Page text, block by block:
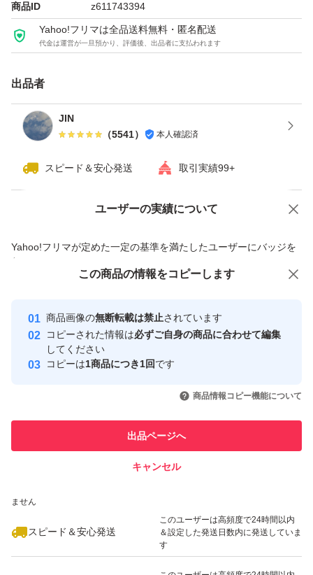
〈原産国〉替刃： アメリカ製
シェービング剤：中国製
#シックハイドロ
#Schick HYDRO5
#髭剃り
#カミソリ
商品ID z611743394
Yahoo!フリマは全品送料無料・匿名配送
代金は運営が一旦預かり、評価後、出品者に支払われます
出品者
JIN
（5541） 本人確認済
スピード＆安心発送 取引実績99+
ユーザーの実績について
Yahoo!フリマが定めた一定の基準を満たしたユーザーにバッジを
付与しています
安心取引出品者
心・安全なユーザーです
取引実績
引を完了させた実績があります
での取引実績があります
ません
スピード＆安心発送
このユーザーは高頻度で24時間以内
＆設定した発送日数内に発送していま
す
価格の相談 商品への質問
この商品の情報をコピーします
商品画像の無断転載は禁止されています
コピーされた情報は必ずご自身の商品に合わせて編集
してください
コピーは1商品につき1回です
商品情報コピー機能について
出品ページへ
キャンセル
この商品をみている人にオススメ